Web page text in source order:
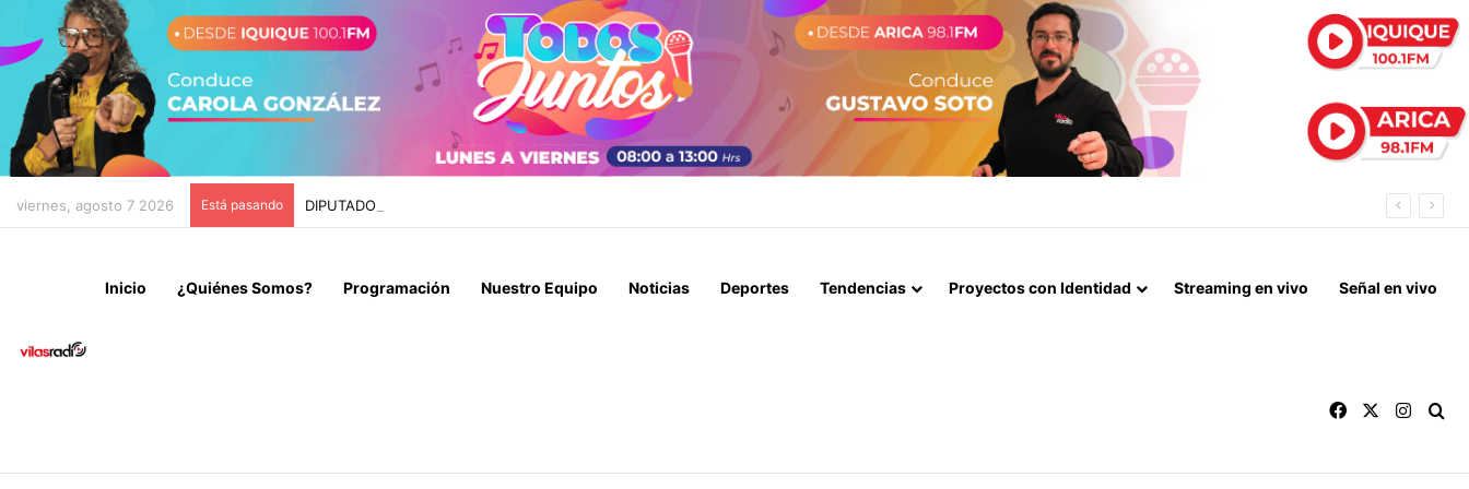
viernes, agosto 7 2026 Está pasando DIPUTADO CARVAJAL INSISTIÓ ANTE EL PRESIDENTE, PERO EL 10 DE AGOSTO NO SERÁ FERIADO ESTE AÑO
Inicio ¿Quiénes Somos? Programación Nuestro Equipo Noticias Deportes Tendencias Proyectos con Identidad Streaming en vivo Señal en vivo
Facebook